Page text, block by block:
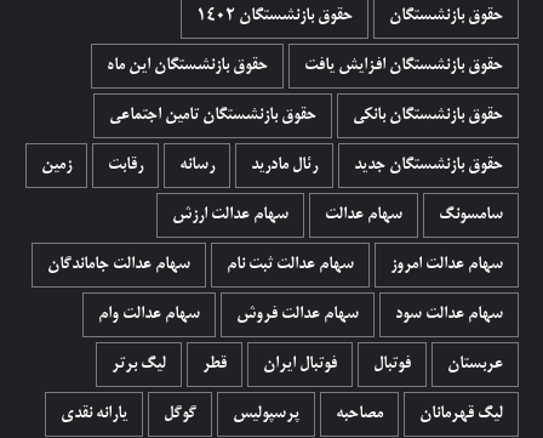
حقوق بازنشستگان حقوق بازنشستگان 1402
حقوق بازنشستگان افزایش یافت حقوق بازنشستگان این ماه
حقوق بازنشستگان بانکی حقوق بازنشستگان تامین اجتماعی
حقوق بازنشستگان جدید رئال مادرید رسانه رقابت زمین
سامسونگ سهام عدالت سهام عدالت ارزش
سهام عدالت امروز سهام عدالت ثبت نام سهام عدالت جاماندگان
سهام عدالت سود سهام عدالت فروش سهام عدالت وام
عربستان فوتبال فوتبال ایران قطر لیگ برتر
لیگ قهرمانان مصاحبه پرسپولیس گوگل یارانه نقدی